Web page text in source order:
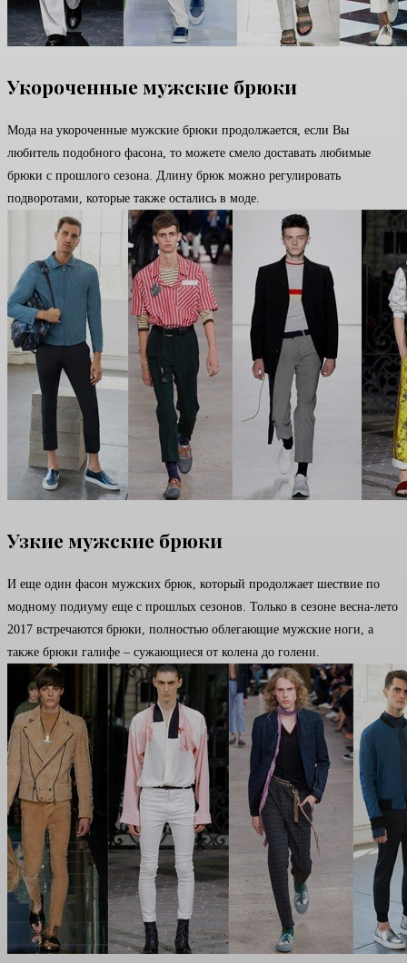
Укороченные мужские брюки
Мода на укороченные мужские брюки продолжается, если Вы
любитель подобного фасона, то можете смело доставать любимые
брюки с прошлого сезона. Длину брюк можно регулировать
подворотами, которые также остались в моде.
Узкие мужские брюки
И еще один фасон мужских брюк, который продолжает шествие по
модному подиуму еще с прошлых сезонов. Только в сезоне весна-лето
2017 встречаются брюки, полностью облегающие мужские ноги, а
также брюки галифе – сужающиеся от колена до голени.